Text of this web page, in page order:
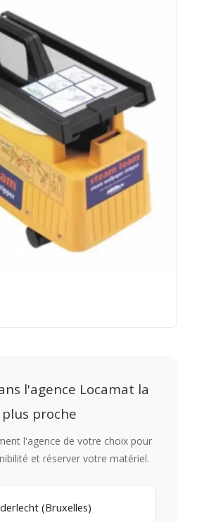
l'agence Locamat la
plus proche
l'agence de votre choix pour
et réserver votre matériel.
(Bruxelles)